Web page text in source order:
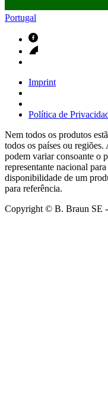
Portugal
Imprint
Política de
Nem todos os produtos
todos os países ou
podem variar consoante o
representante nacional
disponibilidade de um
para referência.
Copyright © B. Braun SE